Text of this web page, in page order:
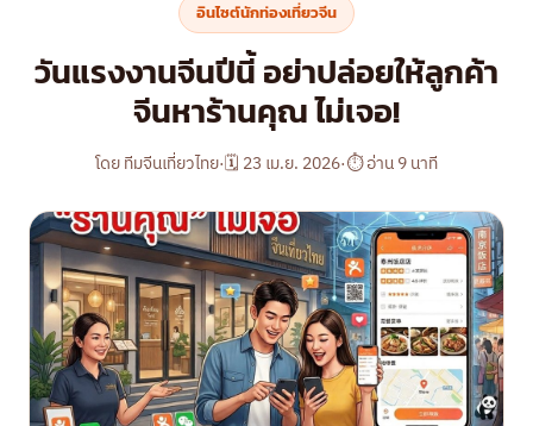
อินไซต์นักท่องเที่ยวจีน
วันแรงงานจีนปีนี้ อย่าปล่อยให้ลูกค้า
จีนหาร้านคุณ ไม่เจอ!
โดย ทีมจีนเที่ยวไทย·🗓 23 เม.ย. 2026·⏱ อ่าน 9 นาที